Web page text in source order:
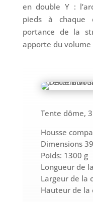
en double Y :
pieds à chaque
portance de la
apporte du volume
Tente dôme,
Housse
Dimensions
Poids: 1300 g
Longueur de
Largeur de la
Hauteur de la